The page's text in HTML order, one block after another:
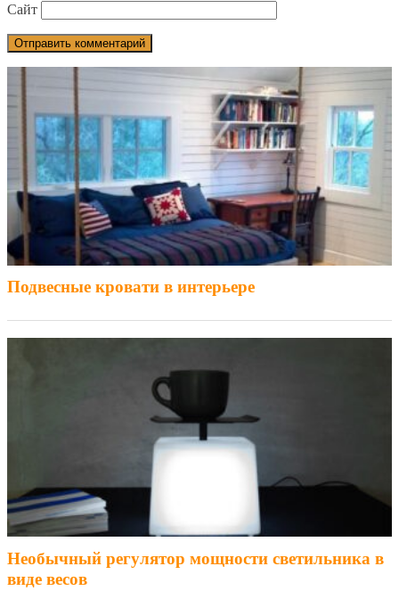
Сайт
Подвесные кровати в интерьере
Необычный регулятор мощности светильника в
виде весов